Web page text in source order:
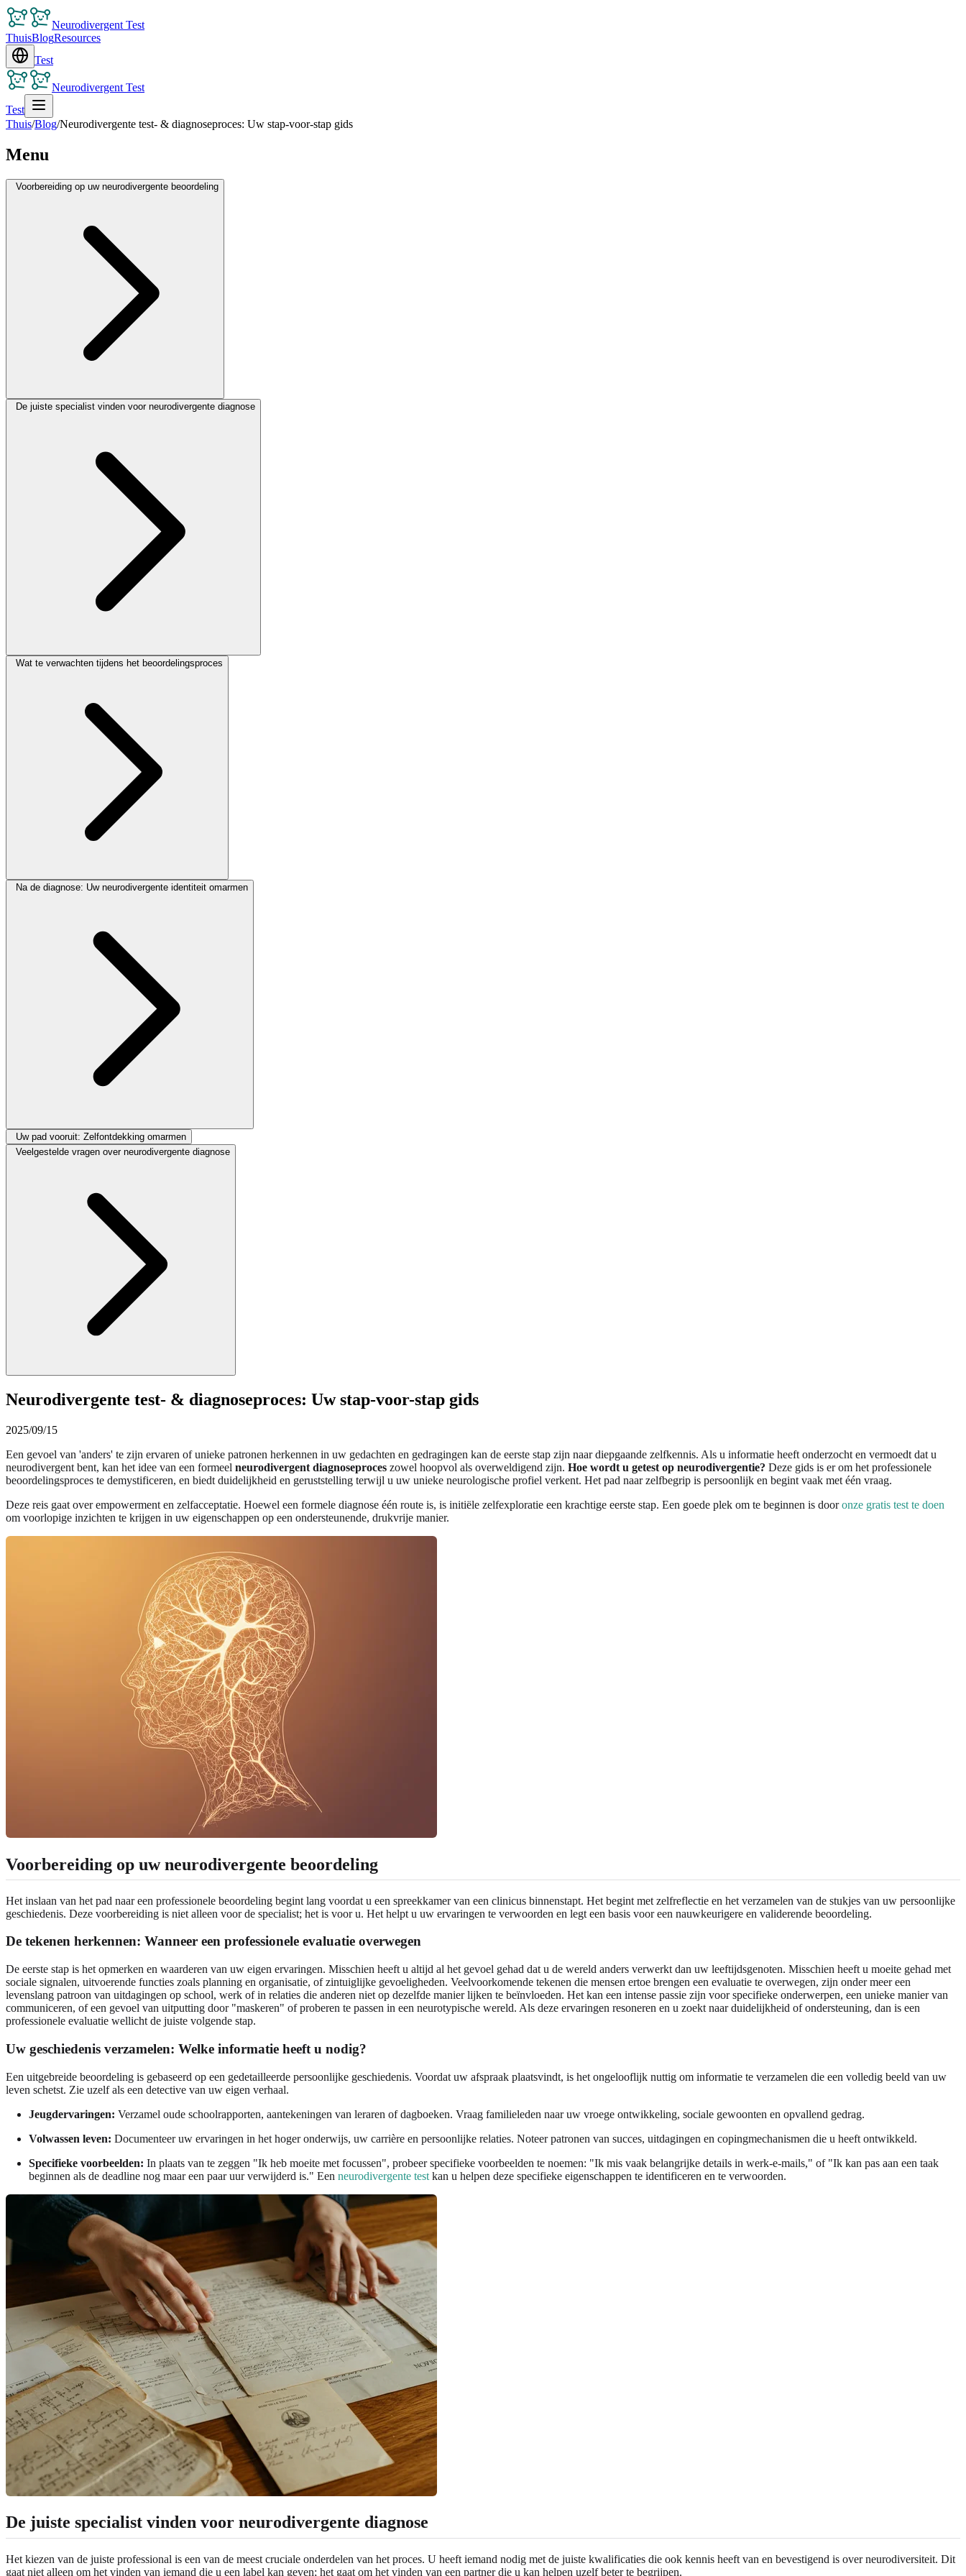
Neurodivergent Test
ThuisBlogResources
Test
Neurodivergent Test
Test
Thuis/Blog/Neurodivergente test- & diagnoseproces: Uw stap-voor-stap gids
Menu
Voorbereiding op uw neurodivergente beoordeling
De juiste specialist vinden voor neurodivergente diagnose
Wat te verwachten tijdens het beoordelingsproces
Na de diagnose: Uw neurodivergente identiteit omarmen
Uw pad vooruit: Zelfontdekking omarmen
Veelgestelde vragen over neurodivergente diagnose
Neurodivergente test- & diagnoseproces: Uw stap-voor-stap gids
2025/09/15
Een gevoel van 'anders' te zijn ervaren of unieke patronen herkennen in uw gedachten en gedragingen kan de eerste stap zijn naar diepgaande zelfkennis. Als u informatie heeft onderzocht en vermoedt dat u
neurodivergent bent, kan het idee van een formeel neurodivergent diagnoseproces zowel hoopvol als overweldigend zijn. Hoe wordt u getest op neurodivergentie? Deze gids is er om het professionele
beoordelingsproces te demystificeren, en biedt duidelijkheid en geruststelling terwijl u uw unieke neurologische profiel verkent. Het pad naar zelfbegrip is persoonlijk en begint vaak met één vraag.
Deze reis gaat over empowerment en zelfacceptatie. Hoewel een formele diagnose één route is, is initiële zelfexploratie een krachtige eerste stap. Een goede plek om te beginnen is dooronze gratis test te doen
om voorlopige inzichten te krijgen in uw eigenschappen op een ondersteunende, drukvrije manier.
Voorbereiding op uw neurodivergente beoordeling
Het inslaan van het pad naar een professionele beoordeling begint lang voordat u een spreekkamer van een clinicus binnenstapt. Het begint met zelfreflectie en het verzamelen van de stukjes van uw persoonlijke
geschiedenis. Deze voorbereiding is niet alleen voor de specialist; het is voor u. Het helpt u uw ervaringen te verwoorden en legt een basis voor een nauwkeurigere en validerende beoordeling.
De tekenen herkennen: Wanneer een professionele evaluatie overwegen
De eerste stap is het opmerken en waarderen van uw eigen ervaringen. Misschien heeft u altijd al het gevoel gehad dat u de wereld anders verwerkt dan uw leeftijdsgenoten. Misschien heeft u moeite gehad met
sociale signalen, uitvoerende functies zoals planning en organisatie, of zintuiglijke gevoeligheden. Veelvoorkomende tekenen die mensen ertoe brengen een evaluatie te overwegen, zijn onder meer een
levenslang patroon van uitdagingen op school, werk of in relaties die anderen niet op dezelfde manier lijken te beïnvloeden. Het kan een intense passie zijn voor specifieke onderwerpen, een unieke manier van
communiceren, of een gevoel van uitputting door "maskeren" of proberen te passen in een neurotypische wereld. Als deze ervaringen resoneren en u zoekt naar duidelijkheid of ondersteuning, dan is een
professionele evaluatie wellicht de juiste volgende stap.
Uw geschiedenis verzamelen: Welke informatie heeft u nodig?
Een uitgebreide beoordeling is gebaseerd op een gedetailleerde persoonlijke geschiedenis. Voordat uw afspraak plaatsvindt, is het ongelooflijk nuttig om informatie te verzamelen die een volledig beeld van uw
leven schetst. Zie uzelf als een detective van uw eigen verhaal.
Jeugdervaringen: Verzamel oude schoolrapporten, aantekeningen van leraren of dagboeken. Vraag familieleden naar uw vroege ontwikkeling, sociale gewoonten en opvallend gedrag.
Volwassen leven: Documenteer uw ervaringen in het hoger onderwijs, uw carrière en persoonlijke relaties. Noteer patronen van succes, uitdagingen en copingmechanismen die u heeft ontwikkeld.
Specifieke voorbeelden: In plaats van te zeggen "Ik heb moeite met focussen", probeer specifieke voorbeelden te noemen: "Ik mis vaak belangrijke details in werk-e-mails," of "Ik kan pas aan een taak
beginnen als de deadline nog maar een paar uur verwijderd is." Een neurodivergente test kan u helpen deze specifieke eigenschappen te identificeren en te verwoorden.
De juiste specialist vinden voor neurodivergente diagnose
Het kiezen van de juiste professional is een van de meest cruciale onderdelen van het proces. U heeft iemand nodig met de juiste kwalificaties die ook kennis heeft van en bevestigend is over neurodiversiteit. Dit
gaat niet alleen om het vinden van iemand die u een label kan geven; het gaat om het vinden van een partner die u kan helpen uzelf beter te begrijpen.